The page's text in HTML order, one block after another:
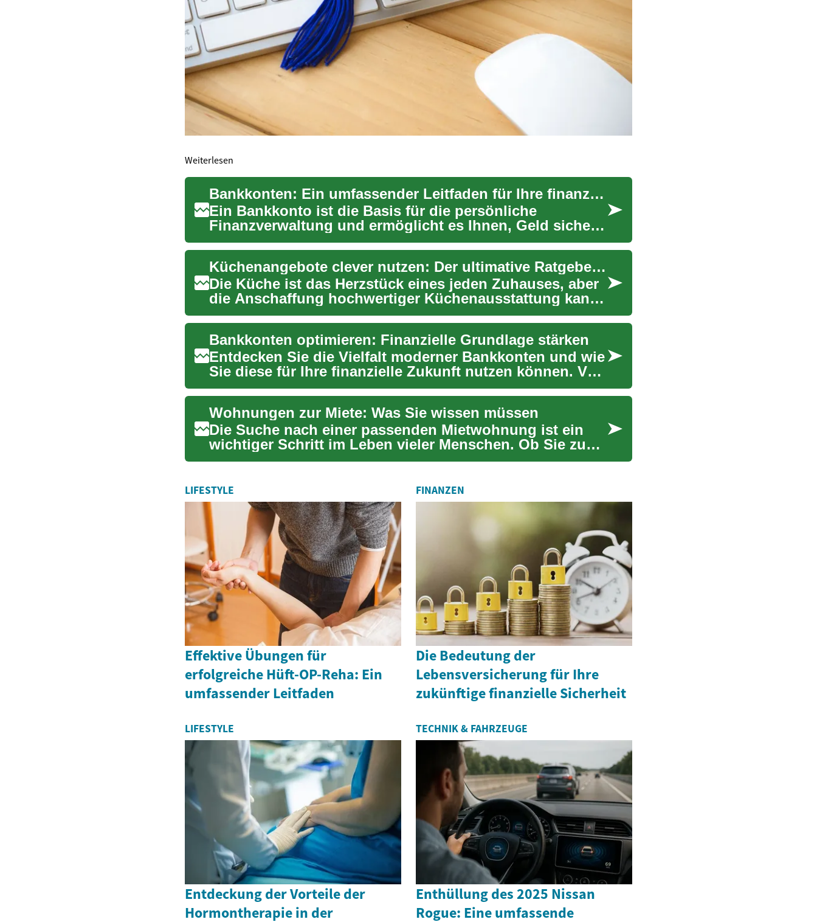
Weiterlesen
Bankkonten: Ein umfassender Leitfaden für Ihre finanzielle Grundlage
Ein Bankkonto ist die Basis für die persönliche
Finanzverwaltung und ermöglicht es Ihnen, Geld sicher
aufzubewahren, ...
Küchenangebote clever nutzen: Der ultimative Ratgeber für Sparfüchse
Die Küche ist das Herzstück eines jeden Zuhauses, aber
die Anschaffung hochwertiger Küchenausstattung kann
schnell in...
Bankkonten optimieren: Finanzielle Grundlage stärken
Entdecken Sie die Vielfalt moderner Bankkonten und wie
Sie diese für Ihre finanzielle Zukunft nutzen können. Von
Giro...
Wohnungen zur Miete: Was Sie wissen müssen
Die Suche nach einer passenden Mietwohnung ist ein
wichtiger Schritt im Leben vieler Menschen. Ob Sie zum
ersten Mal ...
LIFESTYLE
Effektive Übungen für
erfolgreiche Hüft-OP-Reha: Ein
umfassender Leitfaden
FINANZEN
Die Bedeutung der
Lebensversicherung für Ihre
zukünftige finanzielle Sicherheit
LIFESTYLE
Entdeckung der Vorteile der
Hormontherapie in der
TECHNIK & FAHRZEUGE
Enthüllung des 2025 Nissan
Rogue: Eine umfassende